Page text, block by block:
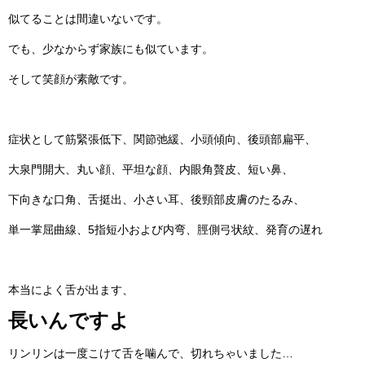
似てることは間違いないです。
でも、少なからず家族にも似ています。
そして笑顔が素敵です。
症状として筋緊張低下、関節弛緩、小頭傾向、後頭部扁平、
大泉門開大、丸い顔、平坦な顔、内眼角贅皮、短い鼻、
下向きな口角、舌挺出、小さい耳、後頸部皮膚のたるみ、
単一掌屈曲線、5指短小および内弯、脛側弓状紋、発育の遅れ
本当によく舌が出ます、
長いんですよ
リンリンは一度こけて舌を噛んで、切れちゃいました…